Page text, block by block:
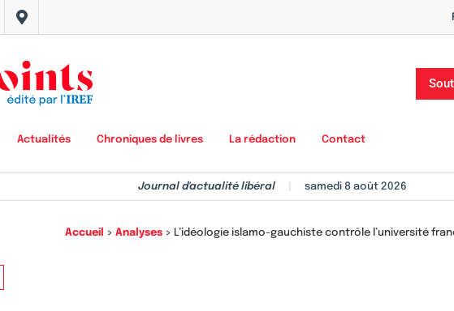
Actualités Chroniques de livres La rédaction Contact
Journal d'actualité libéral samedi 8 août 2026
Accueil > Analyses> L’idéologie islamo-gauchiste contrôle l’université